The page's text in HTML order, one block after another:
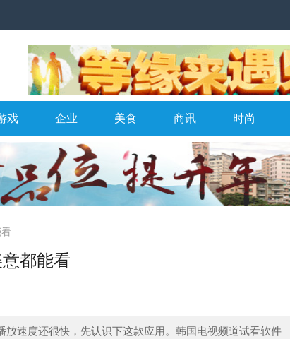
戏 企业 美食 商讯 时尚
都能看
速度还很快，先认识下这款应用。韩国电视频道试看软件